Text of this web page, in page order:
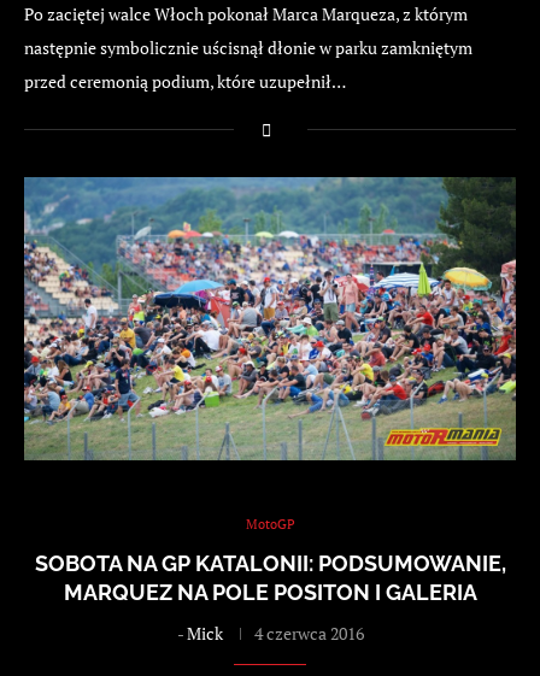
Po zaciętej walce Włoch pokonał Marca Marqueza, z którym
następnie symbolicznie uścisnął dłonie w parku zamkniętym
przed ceremonią podium, które uzupełnił…
MotoGP
SOBOTA NA GP KATALONII: PODSUMOWANIE,
MARQUEZ NA POLE POSITON I GALERIA
-Mick 4 czerwca 2016